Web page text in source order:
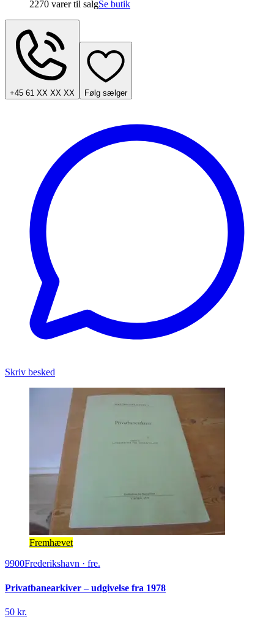
2270 varertil salgSe butik
+45 61 XX XX XX Følg sælger
Skriv besked
Fremhævet
9900Frederikshavn · fre.
Privatbanearkiver – udgivelse fra 1978
50 kr.